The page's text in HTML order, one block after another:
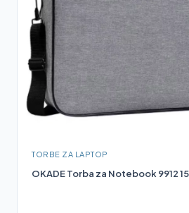
TORBE ZA LAPTOP
OKADE Torba za Notebook 9912